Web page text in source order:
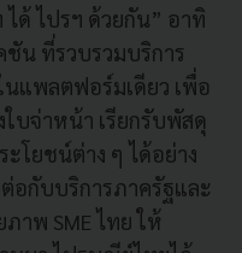
ได้ ไปรฯ ด้วยกัน” อาทิ
ชัน ที่รวบรวมบริการ
แพลตฟอร์มเดียว เพื่อ
บจ่าหน้า เรียกรับพัสดุ
โยชน์ต่าง ๆ ได้อย่าง
อกับบริการภาครัฐและ
าพ SME ไทย ให้